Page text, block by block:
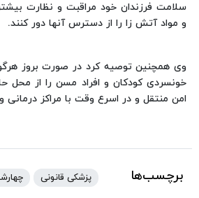
سلامت فرزندان خود مراقبت و نظارت
و مواد آتش زا را از دسترس آنها دور کنند.
وی همچنین توصیه کرد در صورت بروز
خونسردی کودکان و افراد مسن را از محل
امن منتقل و در اسرع وقت با مراکز درمانی
برچسب‌ها پزشکی قانونی